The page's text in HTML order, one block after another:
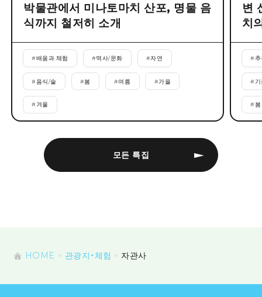
모든 특집
박물관에서 미나토마치 산포, 명물 음
식까지 철저히 소개
#배움과 체험 #역사/문화 #자연
#음식/술 #봄 #여름 #가을
# 겨울
변
치
#
#
#봄
HOME 관광지・체험 자관사